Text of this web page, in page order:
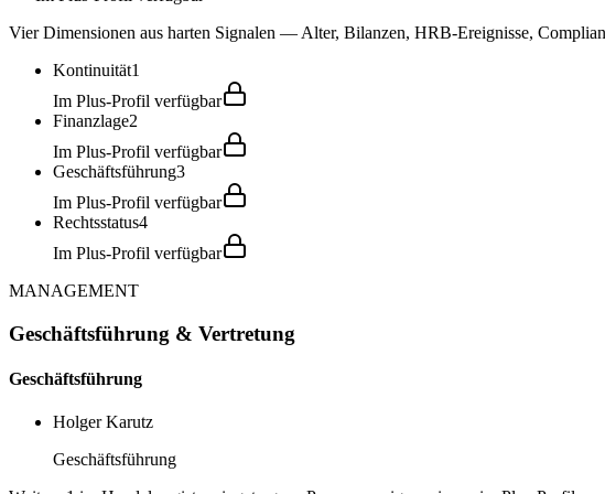
Vier Dimensionen aus harten Signalen — Alter, Bilanzen, HRB-Ereignisse,
Kontinuität1
Im Plus-Profil verfügbar
Finanzlage2
Im Plus-Profil verfügbar
Geschäftsführung3
Im Plus-Profil verfügbar
Rechtsstatus4
Im Plus-Profil verfügbar
MANAGEMENT
Geschäftsführung & Vertretung
Geschäftsführung
Holger Karutz
Geschäftsführung